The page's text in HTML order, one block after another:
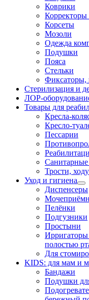
Коврики
Корректоры
Корсеты
Мозоли
Одежда
Подушки
Пояса
Стельки
Фиксаторы,
Стерилизация и
ЛОР-
Товары для
Кресла-
Кресло-
Пессарии
Санитарные
Трости,
Уход и гигиена
Диспенсеры
Пелёнки
Подгузники
Простыни
Ирригаторы
полостью
Для
KIDS: для мам и
Бандажи
Подушки